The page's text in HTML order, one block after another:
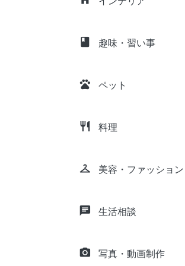
class 趣味・習い事
pets ペット
restaurant 料理
checkroom 美容・ファッション
chat 生活相談
camera_alt 写真・動画制作